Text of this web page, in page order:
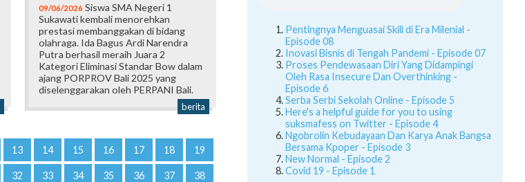
09/06/2026 Siswa SMA Negeri 1
Sukawati kembali menorehkan
prestasi membanggakan di bidang
olahraga. Ida Bagus Ardi Narendra
Putra berhasil meraih Juara 2
Kategori Eliminasi Standar Bow dalam
ajang PORPROV Bali 2025 yang
diselenggarakan oleh PERPANI Bali.
berita
13 14 15 16 17 18 19
32 33 34 35 36 37 38
Pentingnya Menguasai Skill di Era Milenial -
Episode 08
Inovasi Bisnis di Tengah Pandemi - Episode 07
Proses Pendewasaan Diri Yang Didampingi
Oleh Rasa Insecure Dan Overthinking -
Episode 6
Serba Serbi Sekolah Online - Episode 5
Here's a helpful guide for you to using
suksmafess on Twitter - Episode 4
Ngobrolin Kebudayaan Dan Karya Anak Bangsa
Bersama Kpoper - Episode 3
New Normal - Episode 2
Covid 19 - Episode 1